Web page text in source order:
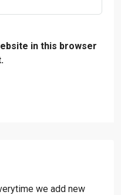
in this browser
we add new